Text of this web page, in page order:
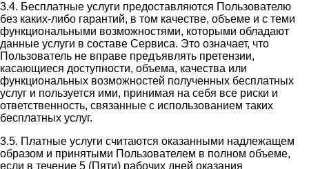
3.4. Бесплатные услуги предоставляются Пользователю
без каких-либо гарантий, в том качестве, объеме и с теми
функциональными возможностями, которыми обладают
данные услуги в составе Сервиса. Это означает, что
Пользователь не вправе предъявлять претензии,
касающиеся доступности, объема, качества или
функциональных возможностей полученных бесплатных
услуг и пользуется ими, принимая на себя все риски и
ответственность, связанные с использованием таких
бесплатных услуг.
3.5. Платные услуги считаются оказанными надлежащем
образом и принятыми Пользователем в полном объеме,
если в течение 5 (Пяти) рабочих дней оказания